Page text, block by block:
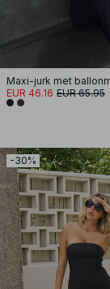
EUR 46.16 EUR 65.95
-30%